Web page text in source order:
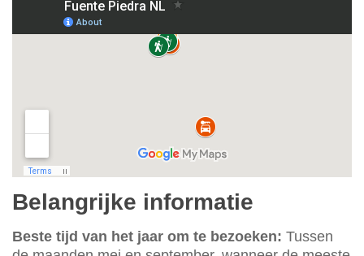
Belangrijke informatie
Beste tijd van het jaar om te bezoeken: Tussen